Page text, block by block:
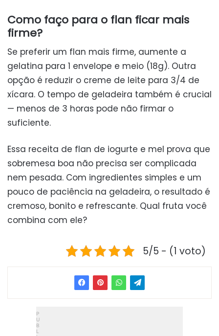
Como faço para o flan ficar mais
firme?
Se preferir um flan mais firme, aumente a
gelatina para 1 envelope e meio (18g). Outra
opção é reduzir o creme de leite para 3/4 de
xícara. O tempo de geladeira também é crucial
— menos de 3 horas pode não firmar o
suficiente.
Essa receita de flan de iogurte e mel prova que
sobremesa boa não precisa ser complicada
nem pesada. Com ingredientes simples e um
pouco de paciência na geladeira, o resultado é
cremoso, bonito e refrescante. Qual fruta você
combina com ele?
5/5 - (1 voto)